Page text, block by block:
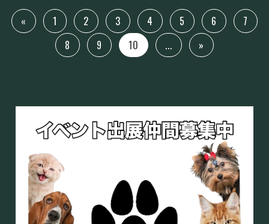
« 1 2 3 4 5 6
7
8
9 10 ... »